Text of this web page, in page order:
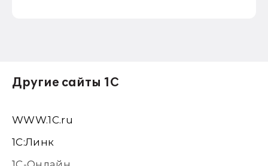
Другие сайты 1С
WWW.1С.ru
1С:Линк